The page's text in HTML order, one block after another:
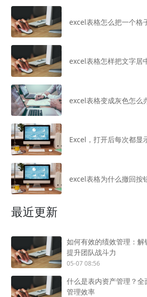
excel表格怎么把一个格
excel表格怎样把文字居
excel表格变成灰色怎么
Excel，打开后每次都显
excel表格为什么撤回按
最近更新
如何有效的绩效管理：解
提升团队战斗力
05-07 08:56
什么是表内资产管理？
管理效率